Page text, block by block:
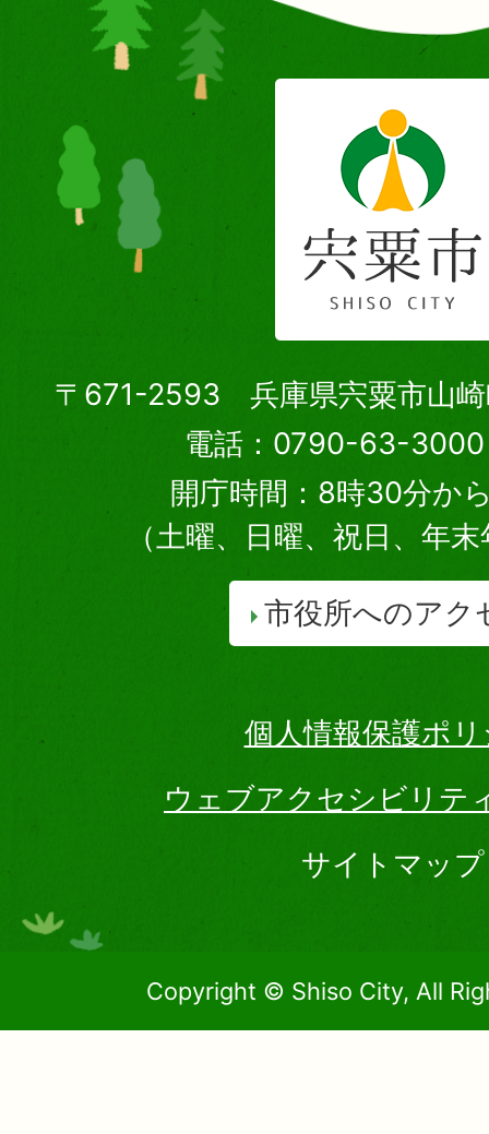
〒671-2593 兵庫県宍粟市山崎
電話：0790-63-3000
開庁時間：8時30分か
（土曜、日曜、祝日、年
市役所へのアク
個人情報保護ポ
ウェブアクセシビリテ
サイトマップ
Copyright © Shiso City, All